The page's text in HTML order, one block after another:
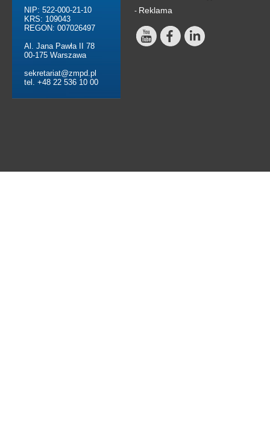
NIP: 522-000-21-10
KRS: 109043
REGON: 007026497
Al. Jana Pawła II 78
00-175 Warszawa
sekretariat@zmpd.pl
tel. +48 22 536 10 00
- Reklama